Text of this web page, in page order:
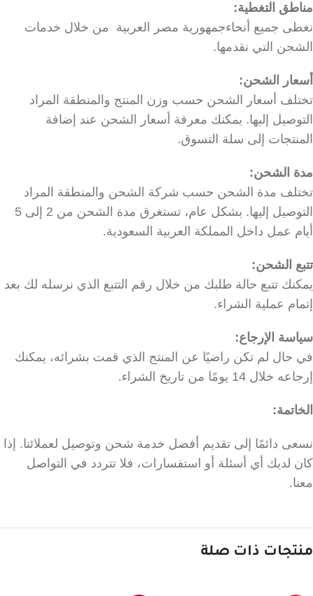
مناطق التغطية:
نغطى جميع أنحاءجمهورية مصر العربية من خلال خدمات
الشحن التي نقدمها.
أسعار الشحن:
تختلف أسعار الشحن حسب وزن المنتج والمنطقة المراد
التوصيل إليها. يمكنك معرفة أسعار الشحن عند إضافة
المنتجات إلى سلة التسوق.
مدة الشحن:
تختلف مدة الشحن حسب شركة الشحن والمنطقة المراد
التوصيل إليها. بشكل عام، تستغرق مدة الشحن من 2 إلى 5
أيام عمل داخل المملكة العربية السعودية.
تتبع الشحن:
يمكنك تتبع حالة طلبك من خلال رقم التتبع الذي نرسله لك بعد
إتمام عملية الشراء.
سياسة الإرجاع:
في حال لم تكن راضيًا عن المنتج الذي قمت بشرائه، يمكنك
إرجاعه خلال 14 يومًا من تاريخ الشراء.
الخاتمة:
نسعى دائمًا إلى تقديم أفضل خدمة شحن وتوصيل لعملائنا. إذا
كان لديك أي أسئلة أو استفسارات، فلا تتردد في التواصل
معنا.
منتجات ذات صلة